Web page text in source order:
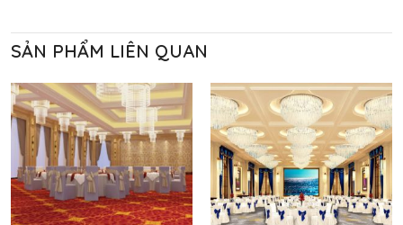
SẢN PHẨM LIÊN QUAN